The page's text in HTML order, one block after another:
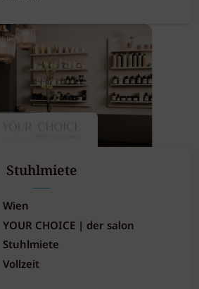
Stuhlmiete
Wien
YOUR CHOICE | der salon
Stuhlmiete
Vollzeit